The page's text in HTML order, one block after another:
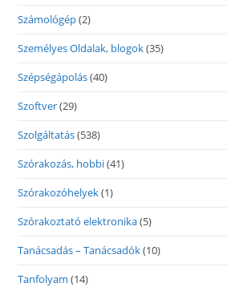
Számológép(2)
Személyes Oldalak, blogok(35)
Szépségápolás(40)
Szoftver(29)
Szolgáltatás(538)
Szórakozás, hobbi(41)
Szórakozóhelyek(1)
Szórakoztató elektronika(5)
Tanácsadás – Tanácsadók(10)
Tanfolyam (14)